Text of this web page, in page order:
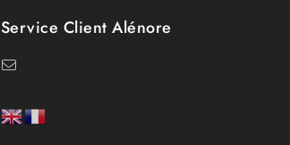
Service Client Alénore